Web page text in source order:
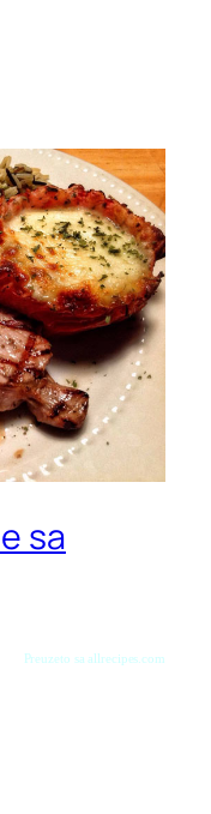
sa
Preuzeto sa allrecipes.com